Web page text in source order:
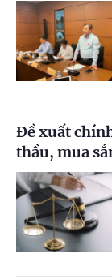
Đề xuất
thầu, mua